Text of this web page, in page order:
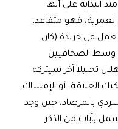
البداية على أنها
العمرية، فهو متقاعد،
يعمل في جريدة (كان
عن وسط الصحافيين
تحليلا آخر سيتركه
العلاقة، أو الإمساك
بالمرصاد، حين وجد
بآيات من الذكر